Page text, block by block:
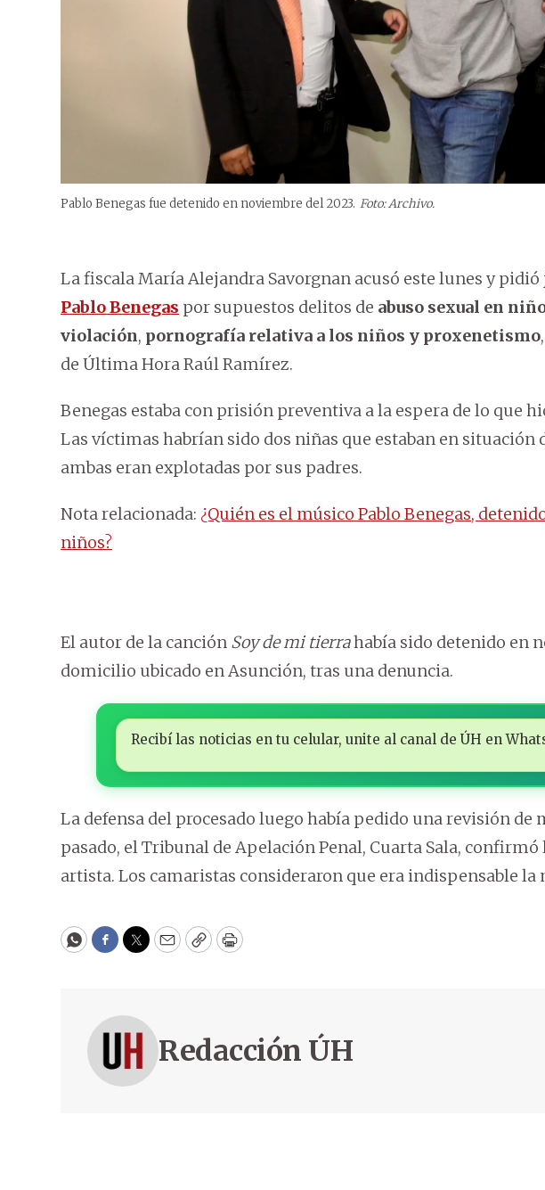
Pablo Benegas fue detenido en noviembre del 2023. Foto: Archivo.
La fiscala María Alejandra Savorgnan acusó este lunes y
Pablo Benegas por supuestos delitos de abuso sexual en
violación, pornografía relativa a los niños y proxenetismo
de Última Hora Raúl Ramírez.
Benegas estaba con prisión preventiva a la espera de lo que
Las víctimas habrían sido dos niñas que estaban en situación
ambas eran explotadas por sus padres.
Nota relacionada: ¿Quién es el músico Pablo Benegas,
niños?
El autor de la canción Soy de mi tierrahabía sido detenido en
domicilio ubicado en Asunción, tras una denuncia.
Recibí las noticias en tu celular, unite al canal de ÚH en
La defensa del procesado luego había pedido una revisión de
pasado, el Tribunal de Apelación Penal, Cuarta Sala,
artista. Los camaristas consideraron que era indispensable
WhatsApp
Facebook
Twitter
EmailCopyPrint
Redacción ÚH